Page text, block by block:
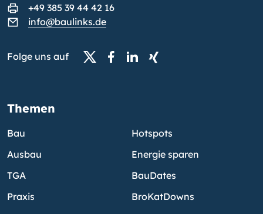
+49 385 39 44 42 16
info@baulinks.de
Folge uns auf
Themen
Bau
Ausbau
TGA
Praxis
Hotspots
Energie sparen
BauDates
BroKatDowns